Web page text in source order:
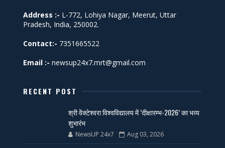
Address :- L-772, Lohiya Nagar, Meerut, Uttar
Pradesh, India, 250002.
Contact:- 7351665522
Email :- newsup24x7.mrt@gmail.com
RECENT POST
श्री वेंक्टेश्वरा विश्वविद्यालय में ‘दीक्षारम्भ-2026’ का भव्य
शुभारंभ
NewsUP 24x7 Aug 03, 2026